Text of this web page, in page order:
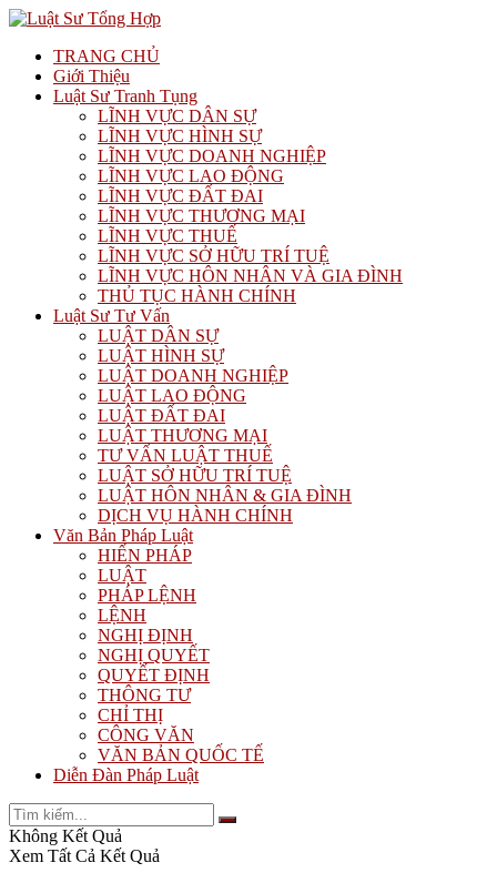
TRANG CHỦ
Giới Thiệu
Luật Sư Tranh Tụng
LĨNH VỰC DÂN SỰ
LĨNH VỰC HÌNH SỰ
LĨNH VỰC DOANH NGHIỆP
LĨNH VỰC LAO ĐỘNG
LĨNH VỰC ĐẤT ĐAI
LĨNH VỰC THƯƠNG MẠI
LĨNH VỰC THUẾ
LĨNH VỰC SỞ HỮU TRÍ TUỆ
LĨNH VỰC HÔN NHÂN VÀ GIA ĐÌNH
THỦ TỤC HÀNH CHÍNH
Luật Sư Tư Vấn
LUẬT DÂN SỰ
LUẬT HÌNH SỰ
LUẬT DOANH NGHIỆP
LUẬT LAO ĐỘNG
LUẬT ĐẤT ĐAI
LUẬT THƯƠNG MẠI
TƯ VẤN LUẬT THUẾ
LUẬT SỞ HỮU TRÍ TUỆ
LUẬT HÔN NHÂN & GIA ĐÌNH
DỊCH VỤ HÀNH CHÍNH
Văn Bản Pháp Luật
HIẾN PHÁP
LUẬT
PHÁP LỆNH
LỆNH
NGHỊ ĐỊNH
NGHỊ QUYẾT
QUYẾT ĐỊNH
THÔNG TƯ
CHỈ THỊ
CÔNG VĂN
VĂN BẢN QUỐC TẾ
Diễn Đàn Pháp Luật
Không Kết Quả
Xem Tất Cả Kết Quả